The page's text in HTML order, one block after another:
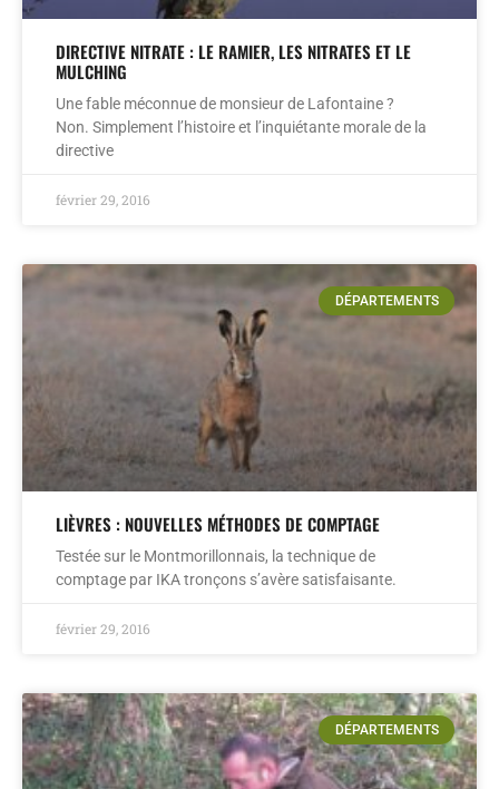
DIRECTIVE NITRATE : LE RAMIER, LES NITRATES ET LE
MULCHING
Une fable méconnue de monsieur de Lafontaine ?
Non. Simplement l’histoire et l’inquiétante morale de la
directive
février 29, 2016
DÉPARTEMENTS
LIÈVRES : NOUVELLES MÉTHODES DE COMPTAGE
Testée sur le Montmorillonnais, la technique de
comptage par IKA tronçons s’avère satisfaisante.
février 29, 2016
DÉPARTEMENTS